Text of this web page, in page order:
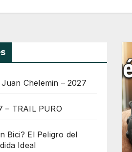
Chelemin – 2027
– TRAIL PURO
Bici? El Peligro del
Ideal